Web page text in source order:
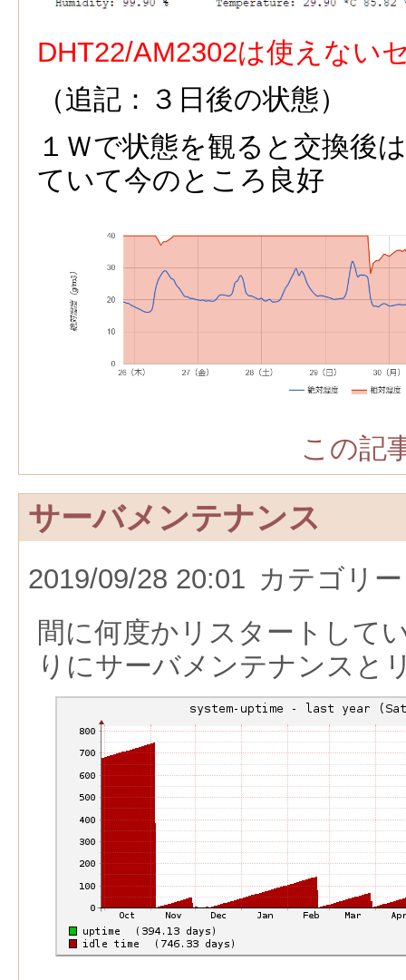
DHT22/AM2302は使えない
（追記： ３日後の状態）
１Ｗで状態を観ると交換後
ていて今のところ良好
この記
サーバメンテナンス
2019/09/28 20:01 カテゴリ
間に何度かリスタートして
りにサーバメンテナンスと